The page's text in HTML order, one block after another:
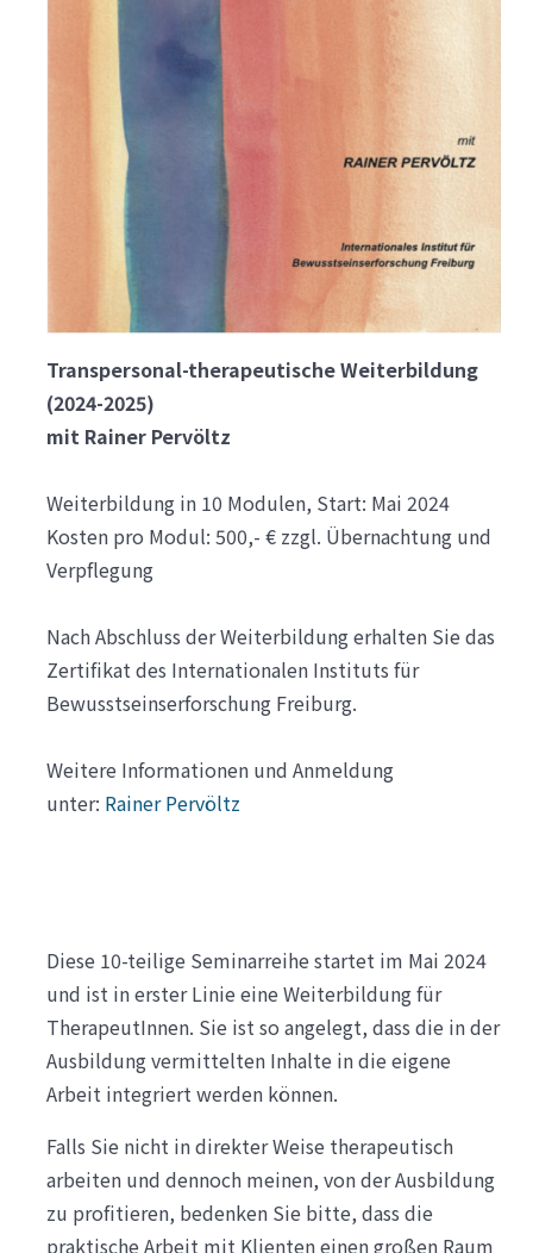
Transpersonal-therapeutische Weiterbildung
(2024-2025)
mit Rainer Pervöltz
Weiterbildung in 10 Modulen, Start: Mai 2024
Kosten pro Modul: 500,- € zzgl. Übernachtung und
Verpflegung
Nach Abschluss der Weiterbildung erhalten Sie das
Zertifikat des Internationalen Instituts für
Bewusstseinserforschung Freiburg.
Weitere Informationen und Anmeldung
unter: Rainer Pervöltz
Diese 10-teilige Seminarreihe startet im Mai 2024
und ist in erster Linie eine Weiterbildung für
TherapeutInnen. Sie ist so angelegt, dass die in der
Ausbildung vermittelten Inhalte in die eigene
Arbeit integriert werden können.
Falls Sie nicht in direkter Weise therapeutisch
arbeiten und dennoch meinen, von der Ausbildung
zu profitieren, bedenken Sie bitte, dass die
praktische Arbeit mit Klienten einen großen Raum